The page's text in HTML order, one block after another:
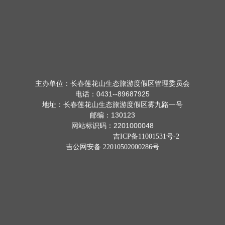
主办单位：长春莲花山生态旅游度假区管理委员会
电话：0431--89687925
地址：长春莲花山生态旅游度假区雾九路一号
邮编：130123
网站标识码：2201000048
吉ICP备11001531号-2
吉公网安备 22010502000286号